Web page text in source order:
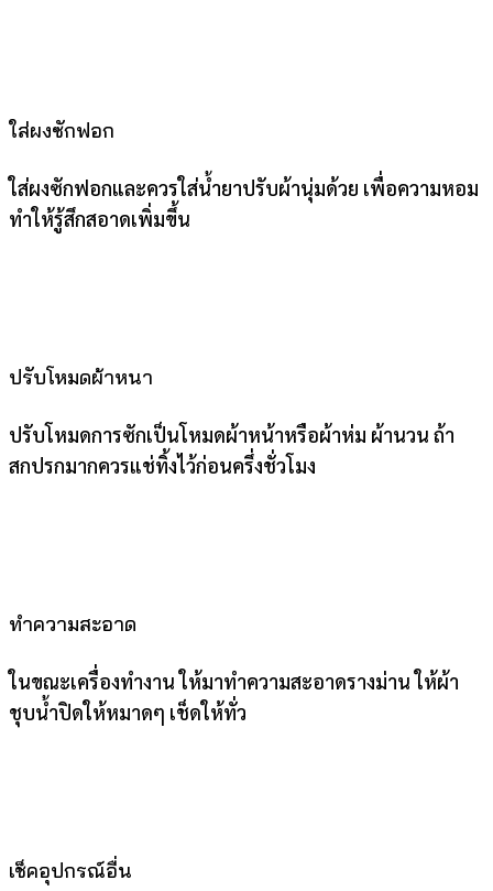
ใส่ผงซักฟอก
ใส่ผงซักฟอกและควรใส่น้ำยาปรับผ้านุ่มด้วย เพื่อความหอม
ทำให้รู้สึกสอาดเพิ่มขึ้น
ปรับโหมดผ้าหนา
ปรับโหมดการซักเป็นโหมดผ้าหน้าหรือผ้าห่ม ผ้านวน ถ้า
สกปรกมากควรแช่ทิ้งไว้ก่อนครึ่งชั่วโมง
ทำความสะอาด
ในขณะเครื่องทำงาน ให้มาทำความสะอาดรางม่าน ให้ผ้า
ชุบน้ำปิดให้หมาดๆ เช็ดให้ทั่ว
เช็คอุปกรณ์อื่น